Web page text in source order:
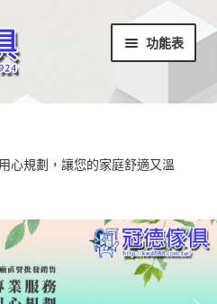
功能表
心規劃，讓您的家庭舒適又溫